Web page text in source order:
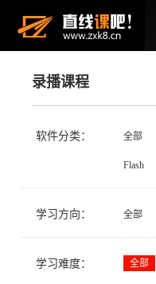
录播课程
软件分类： 全部
Flash
学习方向： 全部
学习难度： 全部